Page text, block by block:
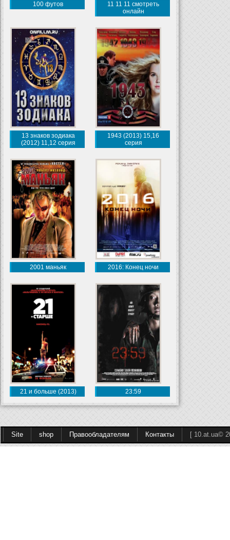
100 футов
11 11 11 смотреть
онлайн
13 знаков зодиака
(2012) 11,12 серия
1943 (2013) 15,16
серия
2001 маньяк 2016: Конец ночи
21 и больше (2013) 23:59
Site shop Правообладателям Контакты [ 10.at.ua©